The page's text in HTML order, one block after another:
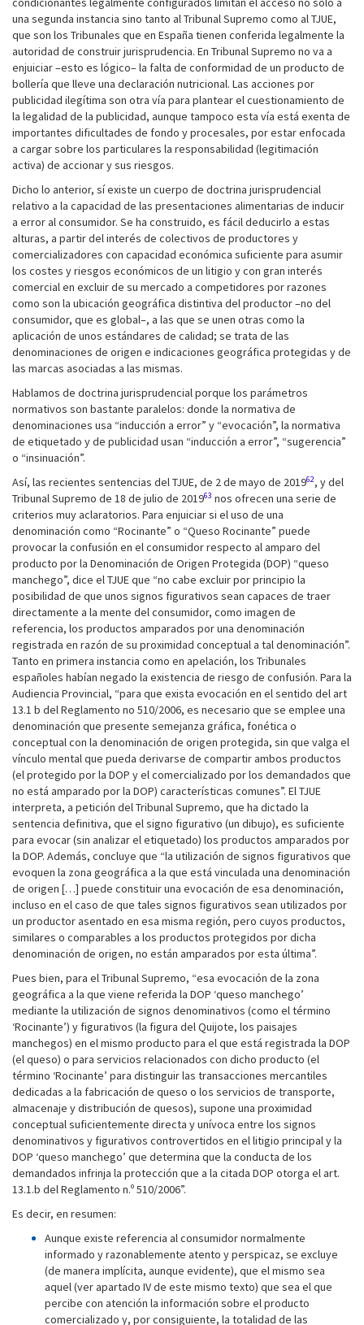
una segunda instancia sino tanto al Tribunal Supremo como al TJUE,
que son los Tribunales que en España tienen conferida legalmente la
autoridad de construir jurisprudencia. En Tribunal Supremo no va a
enjuiciar –esto es lógico– la falta de conformidad de un producto de
bollería que lleve una declaración nutricional. Las acciones por
publicidad ilegítima son otra vía para plantear el cuestionamiento de
la legalidad de la publicidad, aunque tampoco esta vía está exenta de
importantes dificultades de fondo y procesales, por estar enfocada
a cargar sobre los particulares la responsabilidad (legitimación
activa) de accionar y sus riesgos.
Dicho lo anterior, sí existe un cuerpo de doctrina jurisprudencial
relativo a la capacidad de las presentaciones alimentarias de inducir
a error al consumidor. Se ha construido, es fácil deducirlo a estas
alturas, a partir del interés de colectivos de productores y
comercializadores con capacidad económica suficiente para asumir
los costes y riesgos económicos de un litigio y con gran interés
comercial en excluir de su mercado a competidores por razones
como son la ubicación geográfica distintiva del productor –no del
consumidor, que es global–, a las que se unen otras como la
aplicación de unos estándares de calidad; se trata de las
denominaciones de origen e indicaciones geográfica protegidas y de
las marcas asociadas a las mismas.
Hablamos de doctrina jurisprudencial porque los parámetros
normativos son bastante paralelos: donde la normativa de
denominaciones usa “inducción a error” y “evocación”, la normativa
de etiquetado y de publicidad usan “inducción a error”, “sugerencia”
o “insinuación”.
Así, las recientes sentencias del TJUE, de 2 de mayo de 201962, y del
Tribunal Supremo de 18 de julio de 201963 nos ofrecen una serie de
criterios muy aclaratorios. Para enjuiciar si el uso de una
denominación como “Rocinante” o “Queso Rocinante” puede
provocar la confusión en el consumidor respecto al amparo del
producto por la Denominación de Origen Protegida (DOP) “queso
manchego”, dice el TJUE que “no cabe excluir por principio la
posibilidad de que unos signos figurativos sean capaces de traer
directamente a la mente del consumidor, como imagen de
referencia, los productos amparados por una denominación
registrada en razón de su proximidad conceptual a tal denominación”.
Tanto en primera instancia como en apelación, los Tribunales
españoles habían negado la existencia de riesgo de confusión. Para la
Audiencia Provincial, “para que exista evocación en el sentido del art
13.1 b del Reglamento no 510/2006, es necesario que se emplee una
denominación que presente semejanza gráfica, fonética o
conceptual con la denominación de origen protegida, sin que valga el
vínculo mental que pueda derivarse de compartir ambos productos
(el protegido por la DOP y el comercializado por los demandados que
no está amparado por la DOP) características comunes”. El TJUE
interpreta, a petición del Tribunal Supremo, que ha dictado la
sentencia definitiva, que el signo figurativo (un dibujo), es suficiente
para evocar (sin analizar el etiquetado) los productos amparados por
la DOP. Además, concluye que “la utilización de signos figurativos que
evoquen la zona geográfica a la que está vinculada una denominación
de origen […] puede constituir una evocación de esa denominación,
incluso en el caso de que tales signos figurativos sean utilizados por
un productor asentado en esa misma región, pero cuyos productos,
similares o comparables a los productos protegidos por dicha
denominación de origen, no están amparados por esta última”.
Pues bien, para el Tribunal Supremo, “esa evocación de la zona
geográfica a la que viene referida la DOP ‘queso manchego’
mediante la utilización de signos denominativos (como el término
‘Rocinante’) y figurativos (la figura del Quijote, los paisajes
manchegos) en el mismo producto para el que está registrada la DOP
(el queso) o para servicios relacionados con dicho producto (el
término ‘Rocinante’ para distinguir las transacciones mercantiles
dedicadas a la fabricación de queso o los servicios de transporte,
almacenaje y distribución de quesos), supone una proximidad
conceptual suficientemente directa y unívoca entre los signos
denominativos y figurativos controvertidos en el litigio principal y la
DOP ‘queso manchego’ que determina que la conducta de los
demandados infrinja la protección que a la citada DOP otorga el art.
13.1.b del Reglamento n.º 510/2006”.
Es decir, en resumen:
Aunque existe referencia al consumidor normalmente
informado y razonablemente atento y perspicaz, se excluye
(de manera implícita, aunque evidente), que el mismo sea
aquel (ver apartado IV de este mismo texto) que sea el que
percibe con atención la información sobre el producto
comercializado y, por consiguiente, la totalidad de las